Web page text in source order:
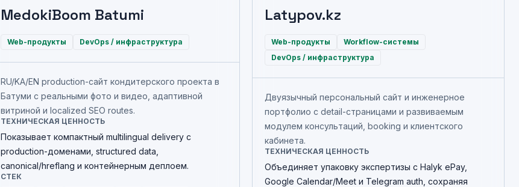
MedokiBoom Batumi
Web-продукты DevOps / инфраструктура
RU/KA/EN production-сайт кондитерского проекта в
Батуми с реальными фото и видео, адаптивной
витриной и localized SEO routes.
ТЕХНИЧЕСКАЯ ЦЕННОСТЬ
Показывает компактный multilingual delivery с
production-доменами, structured data,
canonical/hreflang и контейнерным деплоем.
СТЕК
Latypov.kz
Web-продукты
Workflow-системы
DevOps / инфраструктура
Двуязычный персональный сайт и инженерное
портфолио с detail-страницами и развиваемым
модулем консультаций, booking и клиентского
кабинета.
ТЕХНИЧЕСКАЯ ЦЕННОСТЬ
Объединяет упаковку экспертизы с Halyk ePay,
Google Calendar/Meet и Telegram auth, сохраняя